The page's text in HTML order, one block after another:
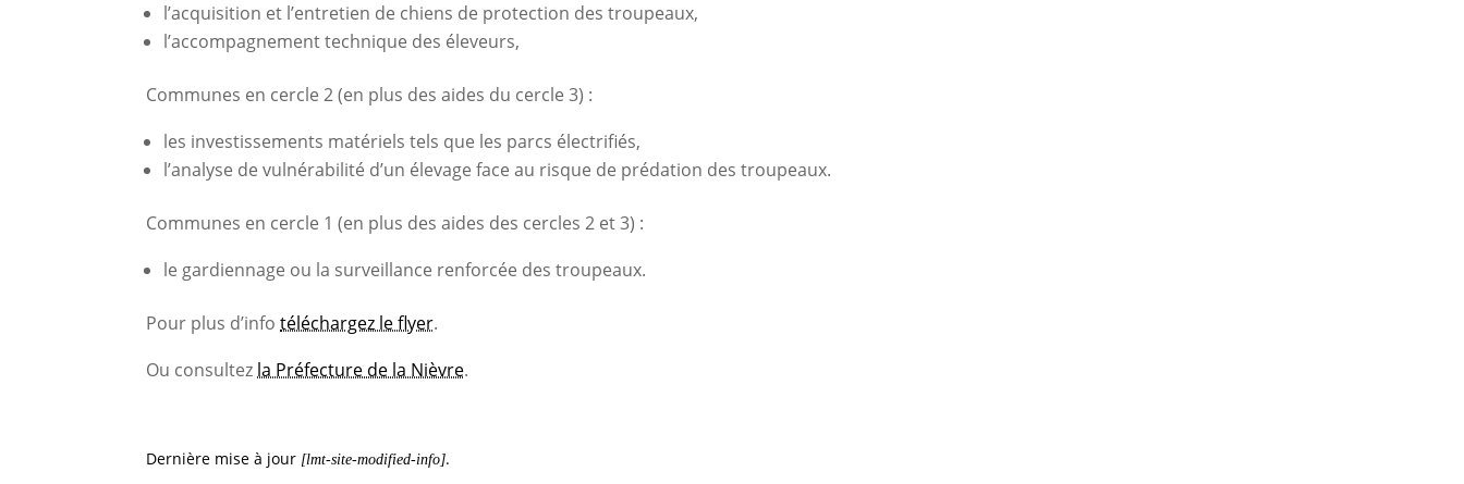
l’acquisition et l’entretien de chiens de protection des troupeaux,
l’accompagnement technique des éleveurs,
Communes en cercle 2 (en plus des aides du cercle 3) :
les investissements matériels tels que les parcs électrifiés,
l’analyse de vulnérabilité d’un élevage face au risque de prédation des troupeaux.
Communes en cercle 1 (en plus des aides des cercles 2 et 3) :
le gardiennage ou la surveillance renforcée des troupeaux.
Pour plus d’infotéléchargez le flyer.
Ou consultezla Préfecture de la Nièvre.
Dernière mise à jour [lmt-site-modified-info].